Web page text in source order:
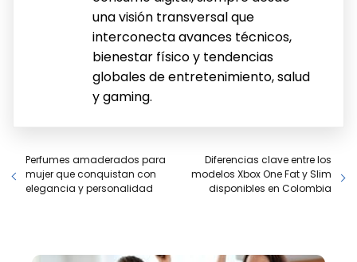
una visión transversal que
interconecta avances técnicos,
bienestar físico y tendencias
globales de entretenimiento, salud
y gaming.
Perfumes amaderados para
mujer que conquistan con
elegancia y personalidad
Diferencias clave entre los
modelos Xbox One Fat y Slim
disponibles en Colombia